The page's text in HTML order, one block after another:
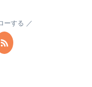
ーする